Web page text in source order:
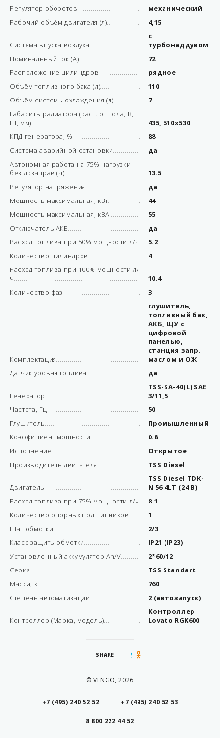
Регулятор оборотов
механический
Рабочий объём двигателя (л)
4,15
Система впуска воздуха
с
турбонаддувом
Номинальный ток (А)
72
Расположение цилиндров
рядное
Объём топливного бака (л)
110
Объём системы охлаждения (л)
7
Габариты радиатора (раст. от пола, В,
Ш, мм)
435, 510х530
КПД генератора, %
88
Система аварийной остановки
да
Автономная работа на 75% нагрузки
без дозаправ (ч)
13.5
Регулятор напряжения
да
Мощность максимальная, кВт
44
Мощность максимальная, кВА
55
Отключатель АКБ
да
Расход топлива при 50% мощности л/ч
5.2
Количество цилиндров
4
Расход топлива при 100% мощности л/
ч
10.4
Количество фаз
3
Комплектация
глушитель,
топливный бак,
АКБ, ЩУ с
цифровой
панелью,
станция запр.
маслом и ОЖ
Датчик уровня топлива
да
Генератор
TSS-SA-40(L) SAE
3/11,5
Частота, Гц
50
Глушитель
Промышленный
Коэффициент мощности
0.8
Исполнение
Открытое
Производитель двигателя
TSS Diesel
Двигатель
TSS Diesel TDK-
N 56 4LT (24 В)
Расход топлива при 75% мощности л/ч
8.1
Количество опорных подшипников
1
Шаг обмотки
2/3
Класс защиты обмотки
IP21 (IP23)
Установленный аккумулятор Ah/V
2*60/12
Серия
TSS Standart
Масса, кг
760
Степень автоматизации
2 (автозапуск)
Контроллер (Марка, модель)
Контроллер
Lovato RGK600
SHARE
© VENGO, 2026
+7 (495) 240 52 52 +7 (495) 240 52 53
8 800 222 44 52